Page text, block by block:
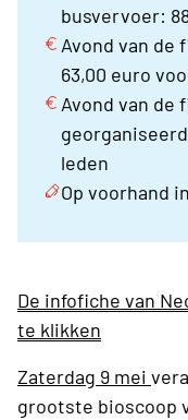
busvervoer:
Avond van de
63,00 euro
Avond van de
leden
Op voorhand
De infofiche van
te klikken
Zaterdag 9 mei
grootste bioscoop